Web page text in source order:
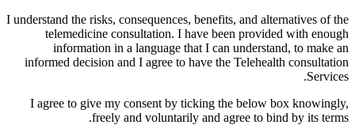
I understand the risks, consequences, benefits, and alternatives of the
telemedicine consultation. I have been provided with enough
information in a language that I can understand, to make an
informed decision and I agree to have the Telehealth consultation
Services.
I agree to give my consent by ticking the below box knowingly,
freely and voluntarily and agree to bind by its terms.